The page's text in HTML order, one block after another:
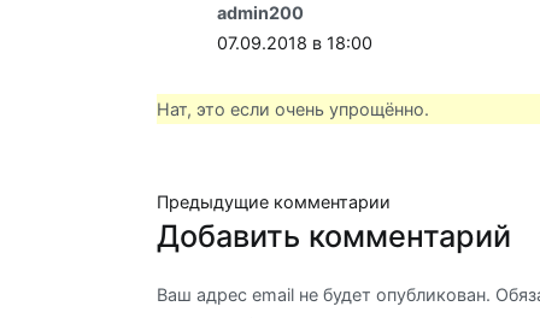
admin200
07.09.2018 в 18:00
Нат, это если очень упрощённо.
Навигация
по
Предыдущие комментарии
Добавить комментарий
Ваш адрес email не будет опубликован.